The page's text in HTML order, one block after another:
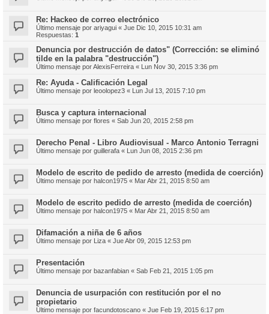
Re: Hackeo de correo electrónico
Último mensaje por ariyagui « Jue Dic 10, 2015 10:31 am
Respuestas: 1
Denuncia por destrucción de datos" (Corrección: se eliminó
tilde en la palabra "destrucción")
Último mensaje porAlexisFerreira « Lun Nov 30, 2015 3:36 pm
Re: Ayuda - Calificación Legal
Último mensaje por leoolopez3 « Lun Jul 13, 2015 7:10 pm
Busca y captura internacional
Último mensaje por flores « Sab Jun 20, 2015 2:58 pm
Derecho Penal - Libro Audiovisual - Marco Antonio Terragni
Último mensaje por guillerafa « Lun Jun 08, 2015 2:36 pm
Modelo de escrito de pedido de arresto (medida de coerción)
Último mensaje por halcon1975 « Mar Abr 21, 2015 8:50 am
Modelo de escrito pedido de arresto (medida de coerción)
Último mensaje por halcon1975 « Mar Abr 21, 2015 8:50 am
Difamación a niña de 6 años
Último mensaje por Liza « Jue Abr 09, 2015 12:53 pm
Presentación
Último mensaje por bazanfabian « Sab Feb 21, 2015 1:05 pm
Denuncia de usurpación con restitución por el no
propietario
Último mensaje por facundotoscano « Jue Feb 19, 2015 6:17 pm